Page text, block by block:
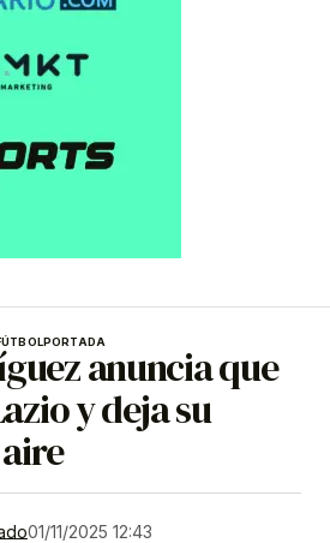
PORTADAanuncia que
y deja su
01/11/2025 12:43